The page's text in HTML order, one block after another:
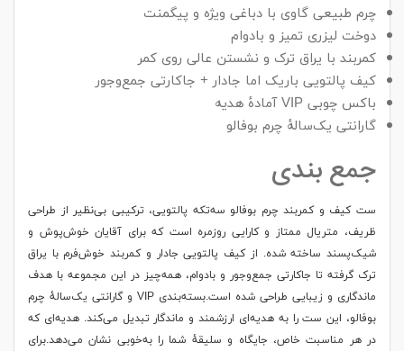
چرم طبیعی گاوی با دباغی ویژه و پیگمنت
دوخت لیزری تمیز و بادوام
کمربند با یراق ترک و نشستن عالی روی کمر
کیف پالتویی باریک اما جادار + جاکارتی جمع‌وجور
باکس چوبی VIP آمادهٔ هدیه
گارانتی یک‌سالهٔ چرم بوفالو
جمع بندی
ست کیف و کمربند چرم بوفالو سه‌تکه پالتویی، ترکیبی بی‌نظیر از طراحی
ظریف، متریال ممتاز و کارایی روزمره است که برای آقایان خوش‌پوش و
شیک‌پسند ساخته شده. از کیف پالتویی جادار و کمربند خوش‌فرم با یراق
ترک گرفته تا جاکارتی جمع‌وجور و بادوام، همه‌چیز در این مجموعه با هدف
ماندگاری و زیبایی طراحی شده است.بسته‌بندی VIP و گارانتی یک‌سالهٔ چرم
بوفالو، این ست را به هدیه‌ای ارزشمند و ماندگار تبدیل می‌کند. هدیه‌ای که
در هر مناسبت خاص، جایگاه و سلیقهٔ شما را به‌خوبی نشان می‌دهد.برای